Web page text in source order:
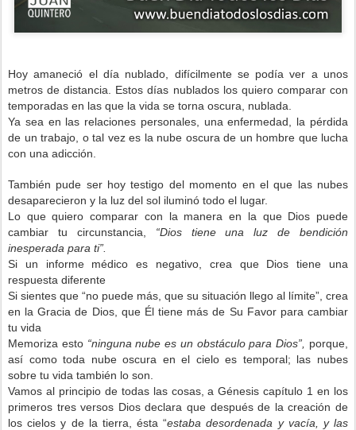
Hoy amaneció el día nublado, difícilmente se podía ver a unos
metros de distancia. Estos días nublados los quiero comparar con
temporadas en las que la vida se torna oscura, nublada.
Ya sea en las relaciones personales, una enfermedad, la pérdida
de un trabajo, o tal vez es la nube oscura de un hombre que lucha
con una adicción
También pude ser hoy testigo del momento en el que las nubes
desaparecieron y la luz del sol iluminó todo el lugar.
Lo que quiero comparar con la manera en la que Dios puede
cambiar tu circunstancia, “Dios tiene una luz de bendición
inesperada para ti”.
Si un informe médico es negativo, crea que Dios tiene una
respuesta diferente
Si sientes que “no puede más, que su situación llego al límite”, crea
en la Gracia de Dios, que Él tiene más de Su Favor para cambiar
tu vida
Memoriza esto “ninguna nube es un obstáculo para Dios”,
porque,
así como toda nube oscura en el cielo es temporal; las nubes
sobre tu vida también lo son.
Vamos al principio de todas las cosas, a Génesis capítulo 1 en los
primeros tres versos Dios declara que después de la creación de
los cielos y de la tierra, ésta “estaba desordenada y vacía, y las